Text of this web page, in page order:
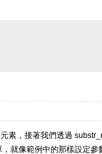
素，接著我們透過
就像範例中的那樣設定參